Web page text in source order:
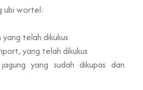
ubi wortel:
telah dikukus
yang telah dikukus
yang sudah dikupas dan